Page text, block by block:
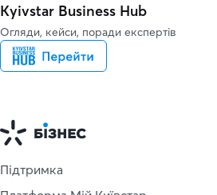
Kyivstar Business Hub
Огляди, кейси, поради експертів
Підтримка